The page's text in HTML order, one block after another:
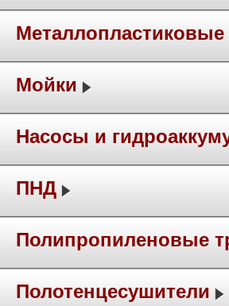
Мойки
Насосы и
ПНД
Полипропиленовые
Полотенцесушители